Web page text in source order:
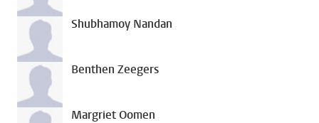
Shubhamoy Nandan
Benthen Zeegers
Margriet Oomen